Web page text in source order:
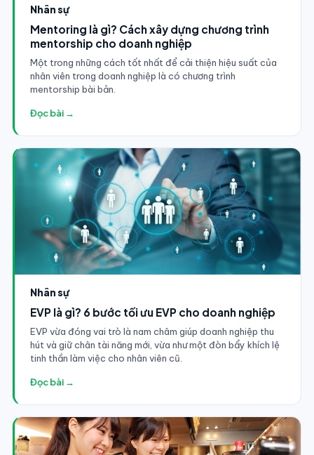
Nhân sự
Mentoring là gì? Cách xây dựng chương trình
mentorship cho doanh nghiệp
Một trong những cách tốt nhất để cải thiện hiệu suất của
nhân viên trong doanh nghiệp là có chương trình
mentorship bài bản.
Đọc bài →
Nhân sự
EVP là gì? 6 bước tối ưu EVP cho doanh nghiệp
EVP vừa đóng vai trò là nam châm giúp doanh nghiệp thu
hút và giữ chân tài năng mới, vừa như một đòn bẩy khích lệ
tinh thần làm việc cho nhân viên cũ.
Đọc bài →